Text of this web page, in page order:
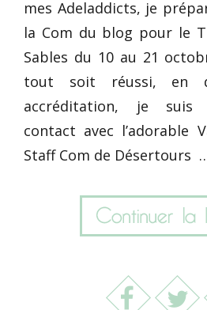
mes Adeladdicts, je
la Com du blog pour le
Sables du 10 au 21
tout soit réussi, en
accréditation, je suis
contact avec l’adorable
Staff Com de Désertours